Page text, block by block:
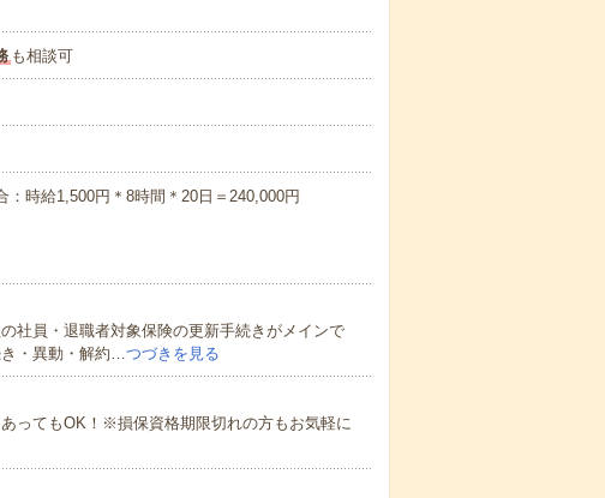
も相談可
時給1,500円＊8時間＊20日＝240,000円
社員・退職者対象保険の更新手続きがメインで
・異動・解約…つづきを見る
ってもOK！※損保資格期限切れの方もお気軽に